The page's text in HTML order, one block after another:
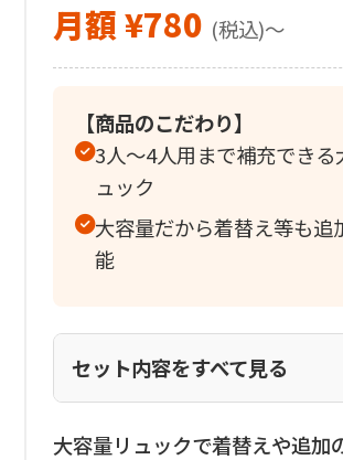
月額 ¥780 (税込)〜
【商品のこだわり】
3人〜4人用まで補充できる
ュック
大容量だから着替え等も追
能
セット内容をすべて見る
大容量リュックで着替えや追加